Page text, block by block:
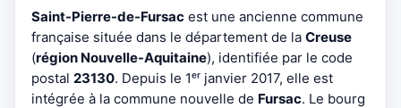
Saint-Pierre-de-Fursac est une ancienne commune
française située dans le département de la Creuse
(région Nouvelle-Aquitaine), identifiée par le code
postal 23130. Depuis le 1ᵉʳ janvier 2017, elle est
intégrée à la commune nouvelle de Fursac. Le bourg